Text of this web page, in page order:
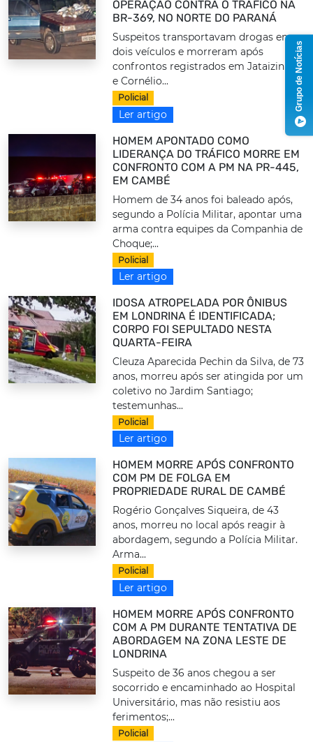
OPERAÇÃO CONTRA O TRÁFICO NA
BR-369, NO NORTE DO PARANÁ
Suspeitos transportavam drogas em
dois veículos e morreram após
confrontos registrados em Jataizinho
e Cornélio...
Policial
Ler artigo
HOMEM APONTADO COMO
LIDERANÇA DO TRÁFICO MORRE EM
CONFRONTO COM A PM NA PR-445,
EM CAMBÉ
Homem de 34 anos foi baleado após,
segundo a Polícia Militar, apontar uma
arma contra equipes da Companhia de
Choque;...
Policial
Ler artigo
IDOSA ATROPELADA POR ÔNIBUS
EM LONDRINA É IDENTIFICADA;
CORPO FOI SEPULTADO NESTA
QUARTA-FEIRA
Cleuza Aparecida Pechin da Silva, de 73
anos, morreu após ser atingida por um
coletivo no Jardim Santiago;
testemunhas...
Policial
Ler artigo
HOMEM MORRE APÓS CONFRONTO
COM PM DE FOLGA EM
PROPRIEDADE RURAL DE CAMBÉ
Rogério Gonçalves Siqueira, de 43
anos, morreu no local após reagir à
abordagem, segundo a Polícia Militar.
Arma...
Policial
Ler artigo
HOMEM MORRE APÓS CONFRONTO
COM A PM DURANTE TENTATIVA DE
ABORDAGEM NA ZONA LESTE DE
LONDRINA
Suspeito de 36 anos chegou a ser
socorrido e encaminhado ao Hospital
Universitário, mas não resistiu aos
ferimentos;...
Policial
Grupo de Notícias